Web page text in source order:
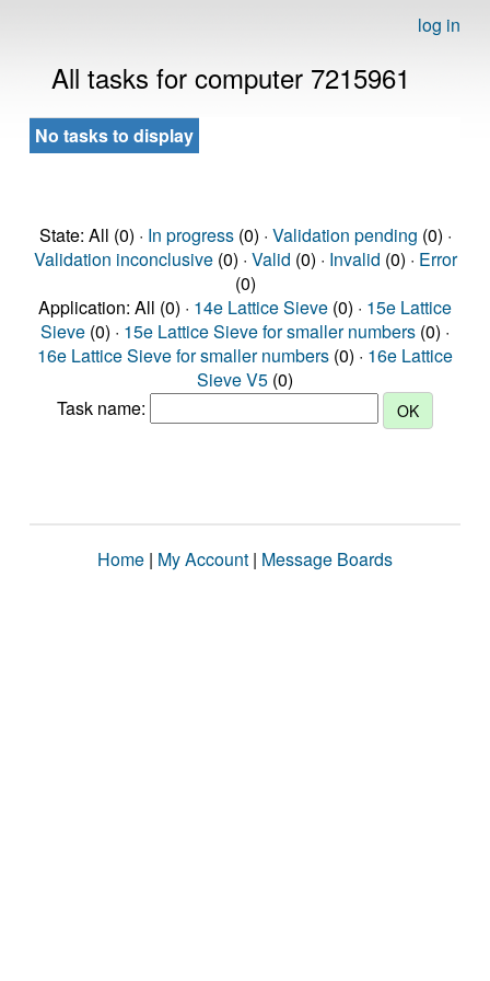
log in
All tasks for computer 7215961
No tasks to display
State: All (0) · In progress(0) · Validation pending (0) ·
Validation inconclusive(0) · Valid (0) · Invalid (0) · Error
(0)
Application: All (0) · 14e Lattice Sieve (0) · 15e Lattice
Sieve (0) · 15e Lattice Sieve for smaller numbers (0) ·
16e Lattice Sieve for smaller numbers (0) · 16e Lattice
Sieve V5 (0)
Task name:
Home | My Account | Message Boards